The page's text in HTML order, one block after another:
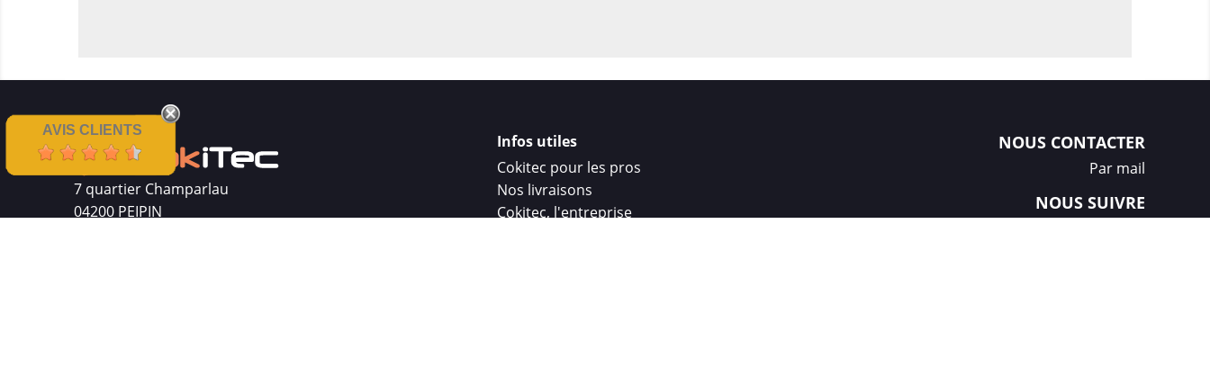
7 quartier Champarlau
04200 PEIPIN
Infos utiles
Cokitec pour les pros
Nos livraisons
Cokitec, l'entreprise
NOUS CONTACTER
Par mail
NOUS SUIVRE
AVIS CLIENTS